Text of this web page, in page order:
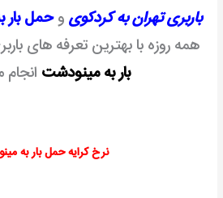
باربری تهران به کردکوی وحمل بار
همه روزه با بهترین تعرفه های
بار به مینودشت
نرخ کرایه حمل بار به